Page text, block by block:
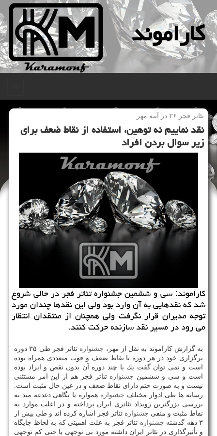
كاراموند
تئاتر فجر ۳۶ در آینه مهر
نقد نماییم نه توهین، استفاده از نقاط ضعف برای
زیر سوال بردن افراد
كاراموند: سی و ششمین جشنواره تئاتر فجر در حالی شروع
شد كه نقدهایی به آن وارد بود ولی این نقدها چندان مورد
توجه مدیران قرار نگرفت ولی همچنان از منتقدان انتظار
می رود در مسیر نقد سازنده حركت كنند.
به گزارش كاراموند به نقل از مهر، جشنواره
تئاتر فجر طی ۳۵ دوره
برگزاری خود در هر دوره با نقاط ضعف و قوت متعددی همراه بوده
است و نمی توان گفت یك یا چند دوره آن بدون نقص و ایراد بوده
است و سی و ششمین جشنواره تئاتر فجر هم از این امر مستثنی
نیست و به صورت حتم دارای نقاط ضعف و در عین حال مثبت است.
رسانه ها طی ادوار مختلف جشنواره همواره با نگاهی دغدغه مند به
بررسی بزرگترین رویداد تئاتری ایران پرداخته و در اغلب موارد به
نقاط مثبت و منفی جشنواره تئاتر فجر اشاره كرده اند و طی بیش از
۳ دهه گذشته
جشنواره تئاتر فجر به علت اهمیتی كه به لحاظ جایگاه
و تأثیرگذاری در تئاتر ایران داشته مورد بی توجهی یا حتی كم توجهی